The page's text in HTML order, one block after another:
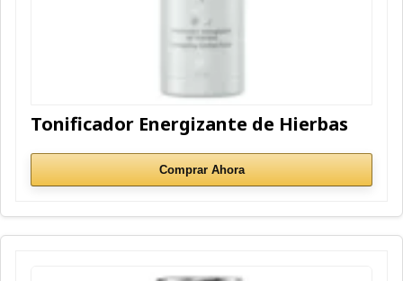
Tonificador Energizante de Hierbas
Comprar Ahora